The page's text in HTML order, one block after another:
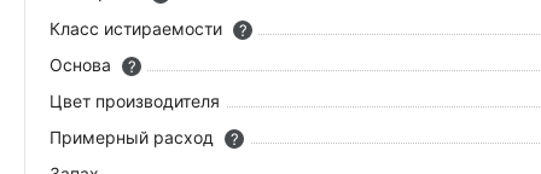
Класс истираемости
?
Основа
?
Цвет производителя
Примерный расход
?